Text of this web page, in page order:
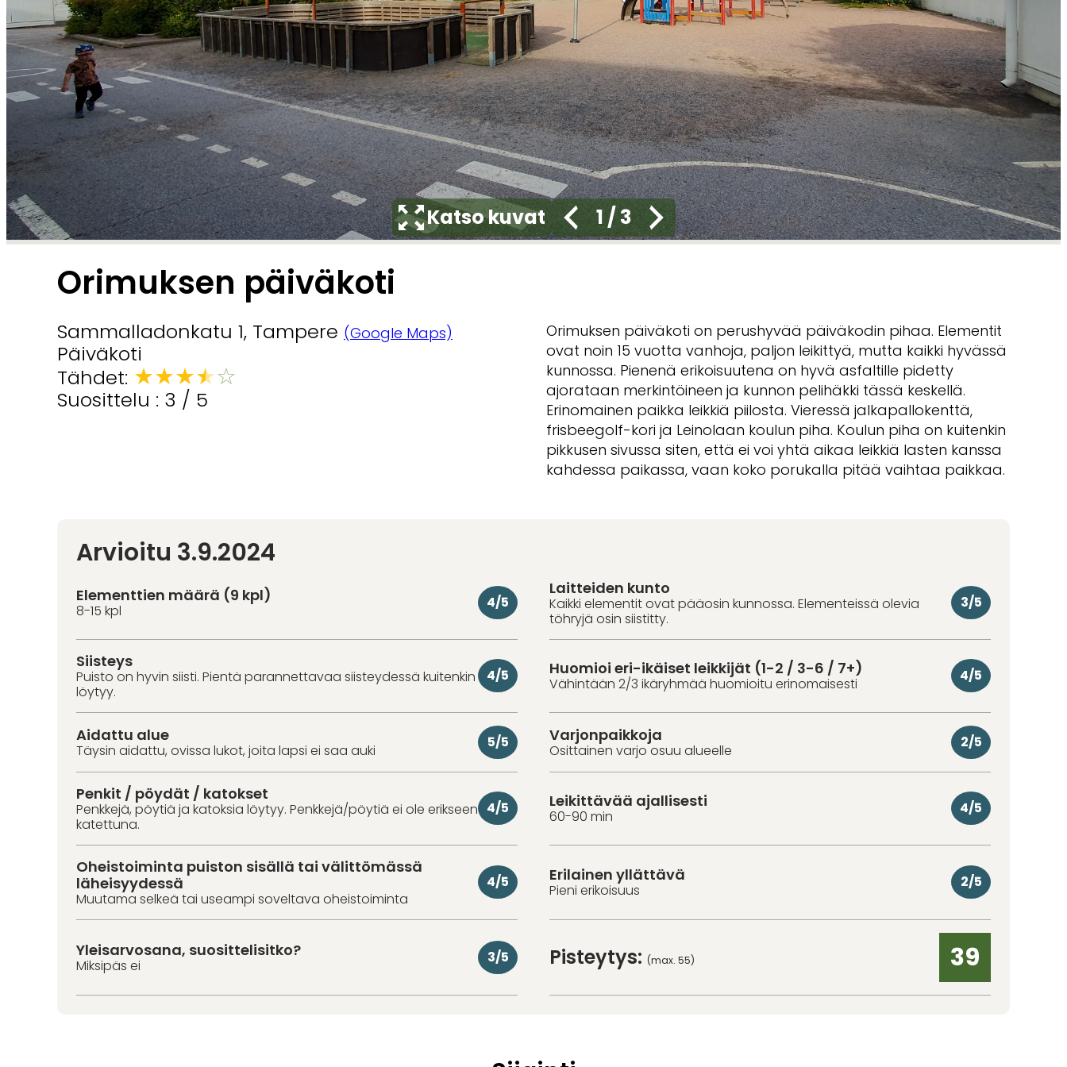
Katso kuvat 1/ 3
Orimuksen päiväkoti
Sammalladonkatu 1, Tampere (Google Maps)
Päiväkoti
Tähdet: ★★★★☆
Suosittelu : 3 / 5
Orimuksen päiväkoti on perushyvää päiväkodin pihaa. Elementit
ovat noin 15 vuotta vanhoja, paljon leikittyä, mutta kaikki hyvässä
kunnossa. Pienenä erikoisuutena on hyvä asfaltille pidetty
ajorataan merkintöineen ja kunnon pelihäkki tässä keskellä.
Erinomainen paikka leikkiä piilosta. Vieressä jalkapallokenttä,
frisbeegolf-kori ja Leinolaan koulun piha. Koulun piha on kuitenkin
pikkusen sivussa siten, että ei voi yhtä aikaa leikkiä lasten kanssa
kahdessa paikassa, vaan koko porukalla pitää vaihtaa paikkaa.
Arvioitu 3.9.2024
Elementtien määrä (9 kpl)
8-15 kpl 4/5
Laitteiden kunto
Kaikki elementit ovat pääosin kunnossa. Elementeissä olevia
töhryjä osin siistitty.
3/5
Siisteys
Puisto on hyvin siisti. Pientä parannettavaa siisteydessä kuitenkin
löytyy.
4/5 Huomioi eri-ikäiset leikkijät (1-2 / 3-6 / 7+)
Vähintään 2/3 ikäryhmää huomioitu erinomaisesti 4/5
Aidattu alue
Täysin aidattu, ovissa lukot, joita lapsi ei saa auki 5/5 Varjonpaikkoja
Osittainen varjo osuu alueelle 2/5
Penkit / pöydät / katokset
Penkkejä, pöytiä ja katoksia löytyy. Penkkejä/pöytiä ei ole erikseen
katettuna.
4/5 Leikittävää ajallisesti
60-90 min 4/5
Oheistoiminta puiston sisällä tai välittömässä
läheisyydessä
Muutama selkeä tai useampi soveltava oheistoiminta
4/5 Erilainen yllättävä
Pieni erikoisuus 2/5
Yleisarvosana, suosittelisitko?
Miksipäs ei 3/5 Pisteytys: (max. 55) 39